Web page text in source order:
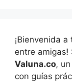
¡Bienvenida
entre amigas!
Valuna.co, un
con guías